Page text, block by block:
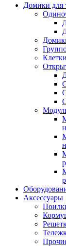
Домики для
Аксессуары